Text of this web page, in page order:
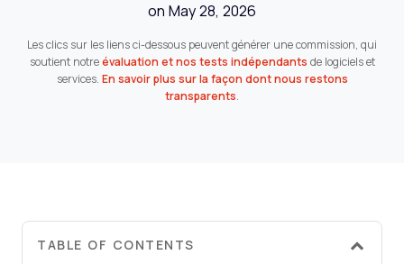
on May 28, 2026
Les clics sur les liens ci-dessous peuvent générer une commission, qui
soutient notre évaluation et nos tests indépendants de logiciels et
services. En savoir plus sur la façon dont nous restons
transparents.
TABLE OF CONTENTS